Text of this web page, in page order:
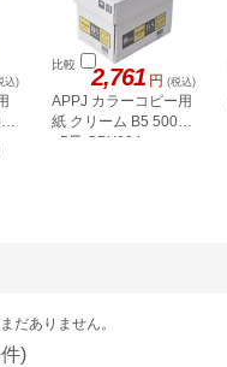
込)
比較 2,761 円 (税込)
APPJ カラーコピー用
紙 クリーム B5 500枚
×5冊 CPY004
だありません。
件)